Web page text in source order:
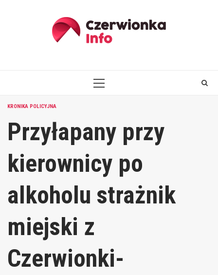
PRIMARY
KRONIKA POLICYJNA
Przyłapany przy
kierownicy po
alkoholu strażnik
miejski z
Czerwionki-